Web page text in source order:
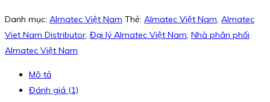
Danh mục: Almatec Việt Nam Thẻ: Almatec Việt Nam, Almatec
Viet Nam Distributor, Đại lý Almatec Việt Nam, Nhà phân phối
Almatec Việt Nam
Mô tả
Đánh giá (1)